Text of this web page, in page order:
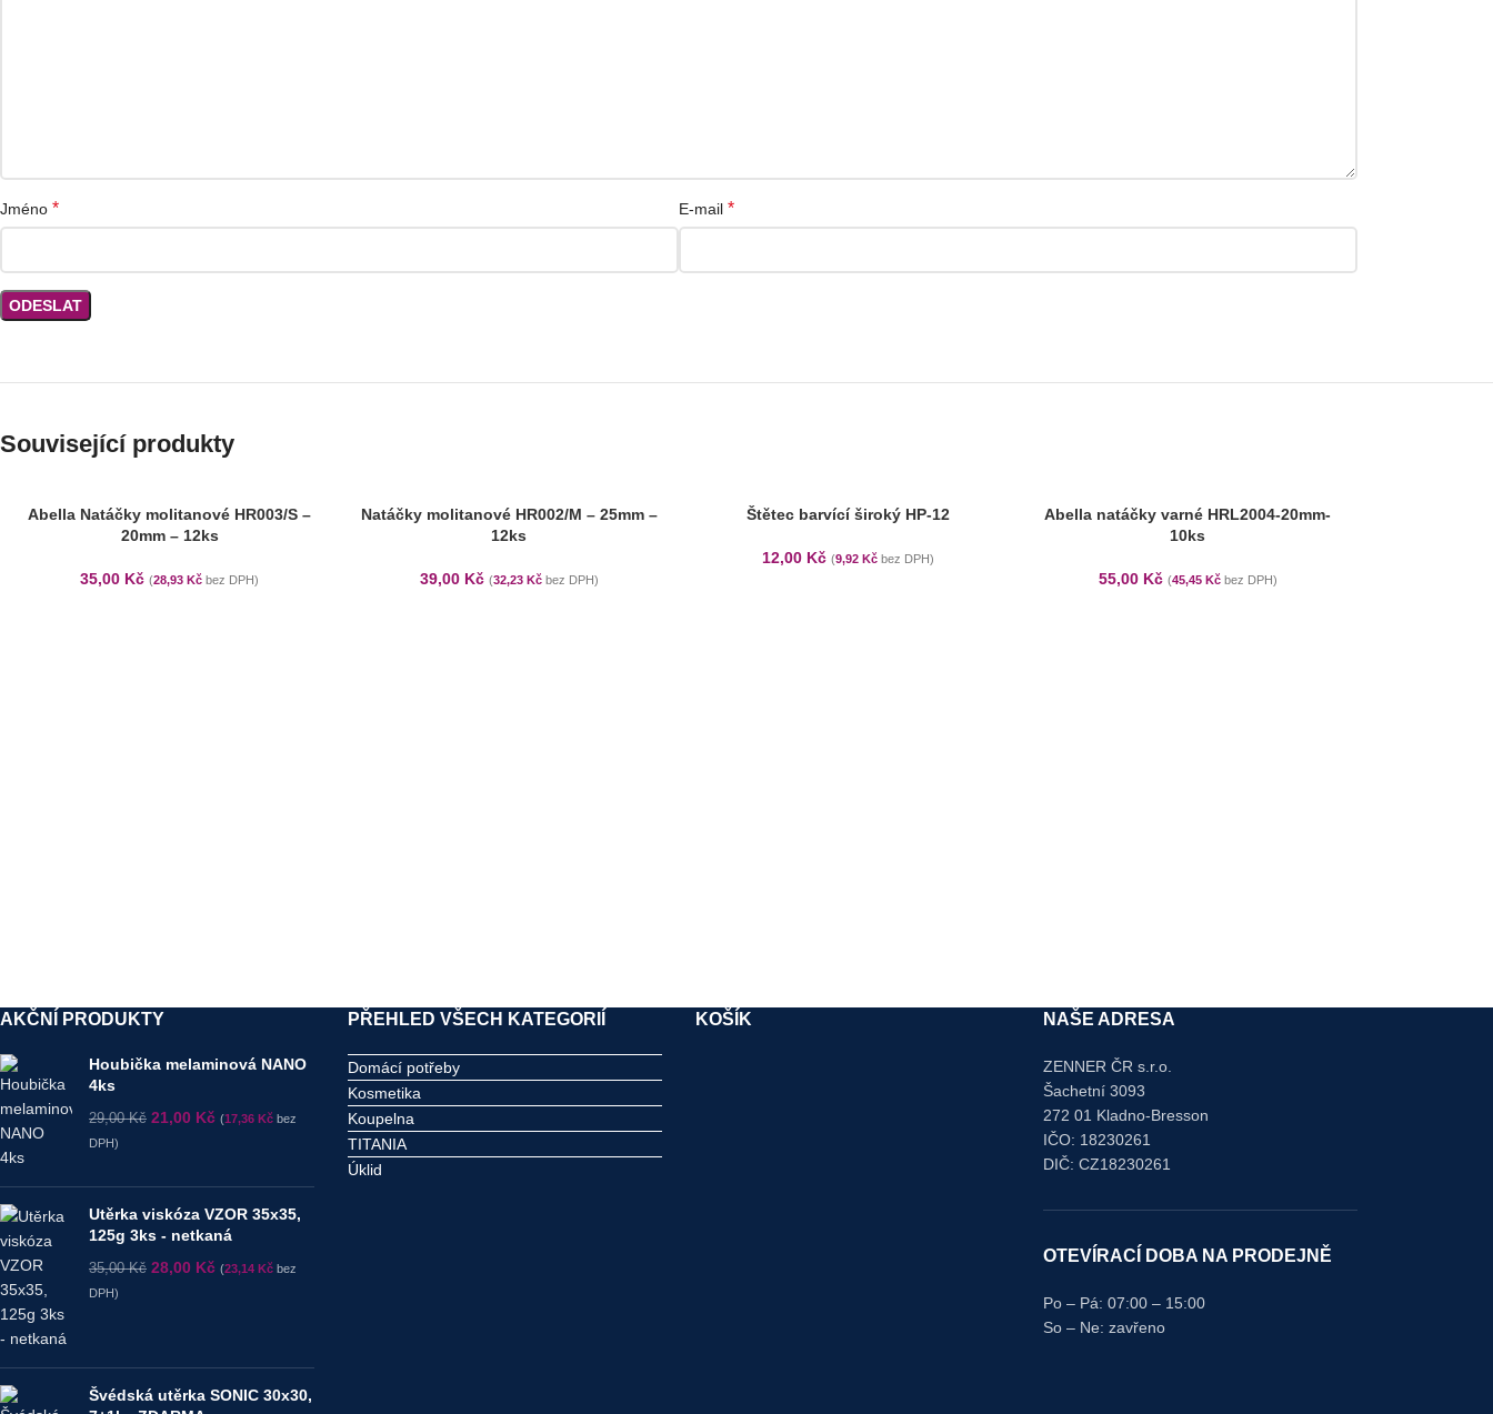
Jméno * E-mail *
Související produkty
Abella Natáčky molitanové HR003/S –
20mm – 12ks
35,00 Kč (28,93Kč bez DPH)
Natáčky molitanové HR002/M – 25mm –
12ks
39,00 Kč (32,23 Kčbez DPH)
Štětec barvící široký HP-12
12,00 Kč (9,92Kč bez DPH)
SOLD OUT
Abella natáčky varné HRL2004-20mm-
10ks
55,00 Kč (45,45 Kčbez DPH)
AKČNÍ PRODUKTY
Houbička melaminová NANO
4ks
29,00Kč 21,00 Kč (17,36 Kč bez
DPH)
Utěrka viskóza VZOR 35x35,
125g 3ks - netkaná
35,00Kč 28,00 Kč (23,14 Kč bez
DPH)
Švédská utěrka SONIC 30x30,
PŘEHLED VŠECH KATEGORIÍ
Domácí potřeby
Kosmetika
Koupelna
TITANIA
Úklid
KOŠÍK NAŠE ADRESA
ZENNER ČR s.r.o.
Šachetní 3093
272 01 Kladno-Bresson
IČO: 18230261
DIČ: CZ18230261
OTEVÍRACÍ DOBA NA PRODEJNĚ
Po – Pá: 07:00 – 15:00
So – Ne: zavřeno